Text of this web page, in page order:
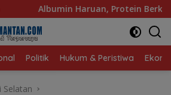
Berkualitas untuk Hidup Sehat
Politik Hukum & Peristiwa
Selatan